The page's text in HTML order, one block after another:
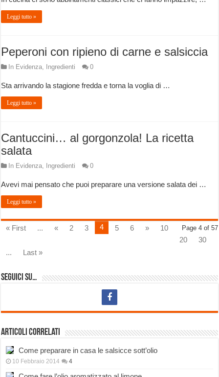
Leggi tutto »
Peperoni con ripieno di carne e salsiccia
In Evidenza, Ingredienti 0
Sta arrivando la stagione fredda e torna la voglia di …
Leggi tutto »
Cantuccini… al gorgonzola! La ricetta
salata
In Evidenza, Ingredienti 0
Avevi mai pensato che puoi preparare una versione salata dei …
Leggi tutto »
Page 4 of 57
« First ... « 2 3 4 5 6 »
10
20
30
...
Last »
Seguici su…
Articoli correlati
Come preparare in casa le salsicce sott’olio
10 Febbraio 2014 4